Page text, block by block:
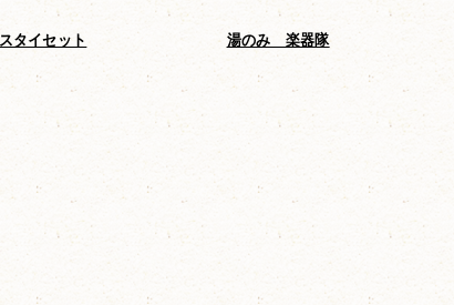
スタイセット 湯のみ 楽器隊